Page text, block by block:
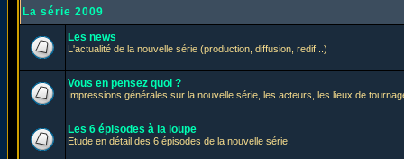
La série 2009
Les news
L'actualité de la nouvelle série (production, diffusion, redif...)
Vous en pensez quoi ?
Impressions générales sur la nouvelle série, les acteurs, les lieux de
Les 6 épisodes à la loupe
Etude en détail des 6 épisodes de la nouvelle série.